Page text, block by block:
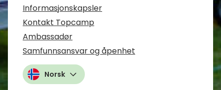
Informasjonskapsler
Kontakt Topcamp
Ambassadør
Samfunnsansvar og åpenhet
Norsk